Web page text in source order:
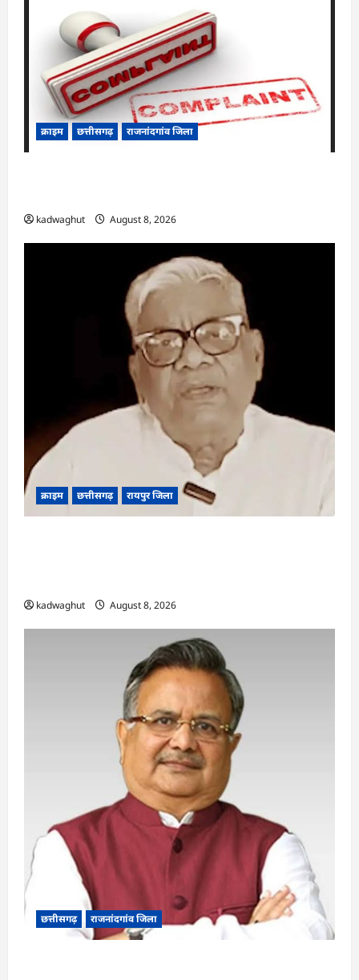
क्राइम छत्तीसगढ़ राजनांदगांव जिला
kadwaghut August 8, 2026
क्राइम छत्तीसगढ़ रायपुर जिला
kadwaghut August 8, 2026
छत्तीसगढ़ राजनांदगांव जिला